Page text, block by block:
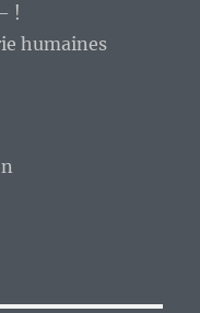
!
humaines